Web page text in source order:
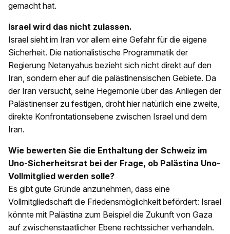
gemacht hat.
Israel wird das nicht zulassen.
Israel sieht im Iran vor allem eine Gefahr für die eigene
Sicherheit. Die nationalistische Programmatik der
Regierung Netanyahus bezieht sich nicht direkt auf den
Iran, sondern eher auf die palästinensischen Gebiete. Da
der Iran versucht, seine Hegemonie über das Anliegen der
Palästinenser zu festigen, droht hier natürlich eine zweite,
direkte Konfrontationsebene zwischen Israel und dem
Iran.
Wie bewerten Sie die Enthaltung der Schweiz im
Uno-Sicherheitsrat bei der Frage, ob Palästina Uno-
Vollmitglied werden solle?
Es gibt gute Gründe anzunehmen, dass eine
Vollmitgliedschaft die Friedensmöglichkeit befördert: Israel
könnte mit Palästina zum Beispiel die Zukunft von Gaza
auf zwischenstaatlicher Ebene rechtssicher verhandeln.